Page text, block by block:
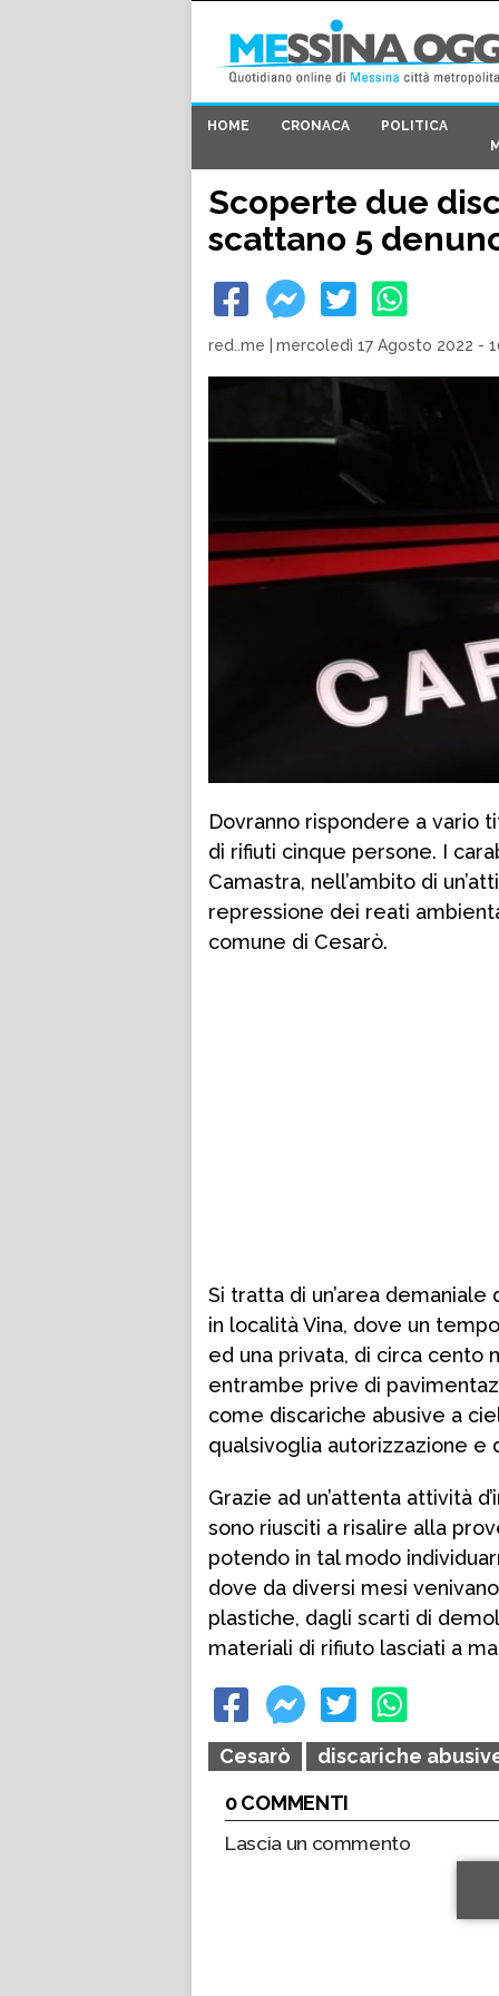
HOME CRONACA
POLITICA
Scoperte due
scattano 5
red..me mercoledì 17 Agosto 2022 -
Dovranno rispondere a vario
di rifiuti cinque persone. I
Camastra, nell’ambito di
repressione dei reati
comune di Cesarò.
Si tratta di un’area
in località Vina, dove un
ed una privata, di circa cento
entrambe prive di
come discariche abusive a
qualsivoglia autorizzazione e
Grazie ad un’attenta attività
sono riusciti a risalire alla
potendo in tal modo
dove da diversi mesi
plastiche, dagli scarti di
materiali di rifiuto lasciati a
Cesarò
discariche
0 COMMENTI
Lascia un commento